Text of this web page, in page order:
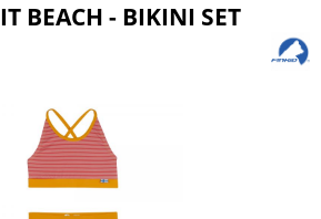
BEACH - BIKINI SET